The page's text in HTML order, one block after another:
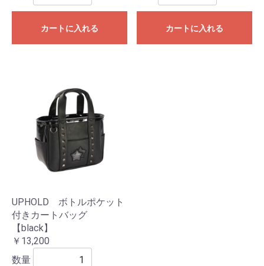
カートに入れる カートに入れる
UPHOLD ボトルポケット
付きカートバッグ
【black】
￥13,200
数量